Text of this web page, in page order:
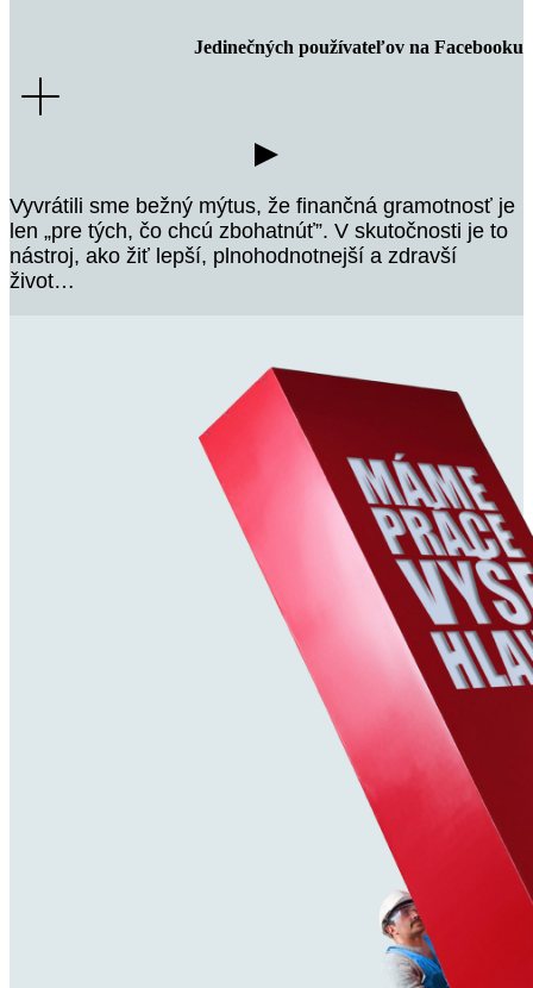
Organických views, z toho 2,8 milióna na TikToku
Jedinečných používateľov na Facebooku
Vyvrátili sme bežný mýtus, že finančná gramotnosť je
len „pre tých, čo chcú zbohatnúť”. V skutočnosti je to
nástroj, ako žiť lepší, plnohodnotnejší a zdravší
život…